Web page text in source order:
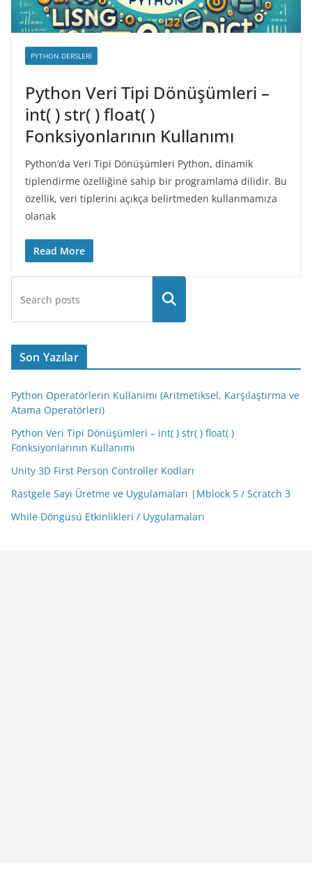
PYTHON DERSLERI
Python Veri Tipi Dönüşümleri –
int( ) str( ) float( )
Fonksiyonlarının Kullanımı
Python’da Veri Tipi Dönüşümleri Python, dinamik
tiplendirme özelliğine sahip bir programlama dilidir. Bu
özellik, veri tiplerini açıkça belirtmeden kullanmamıza
olanak
Read More
Son Yazılar
Python Operatörlerin Kullanımı (Aritmetiksel, Karşılaştırma ve
Atama Operatörleri)
Python Veri Tipi Dönüşümleri – int( ) str( ) float( )
Fonksiyonlarının Kullanımı
Unity 3D First Person Controller Kodları
Rastgele Sayı Üretme ve Uygulamaları |Mblock 5 / Scratch 3
While Döngüsü Etkinlikleri / Uygulamaları